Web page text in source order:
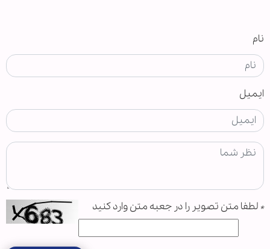
نام
ایمیل
* لطفا متن تصویر را در جعبه متن وارد کنید